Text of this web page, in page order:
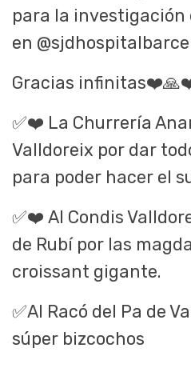
para la
en
Gracias infinitas
✅❤️ La Churrería
Valldoreix por dar
para poder hacer el
✅❤️ Al Condis
de Rubí por las
croissant gigante.
✅Al Racó del Pa de
súper bizcochos